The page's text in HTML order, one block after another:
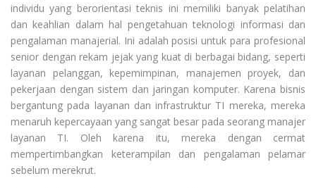
individu yang berorientasi teknis ini memiliki banyak pelatihan
dan keahlian dalam hal pengetahuan teknologi informasi dan
pengalaman manajerial. Ini adalah posisi untuk para profesional
senior dengan rekam jejak yang kuat di berbagai bidang, seperti
layanan pelanggan, kepemimpinan, manajemen proyek, dan
pekerjaan dengan sistem dan jaringan komputer. Karena bisnis
bergantung pada layanan dan infrastruktur TI mereka, mereka
menaruh kepercayaan yang sangat besar pada seorang manajer
layanan TI. Oleh karena itu, mereka dengan cermat
mempertimbangkan keterampilan dan pengalaman pelamar
sebelum merekrut.